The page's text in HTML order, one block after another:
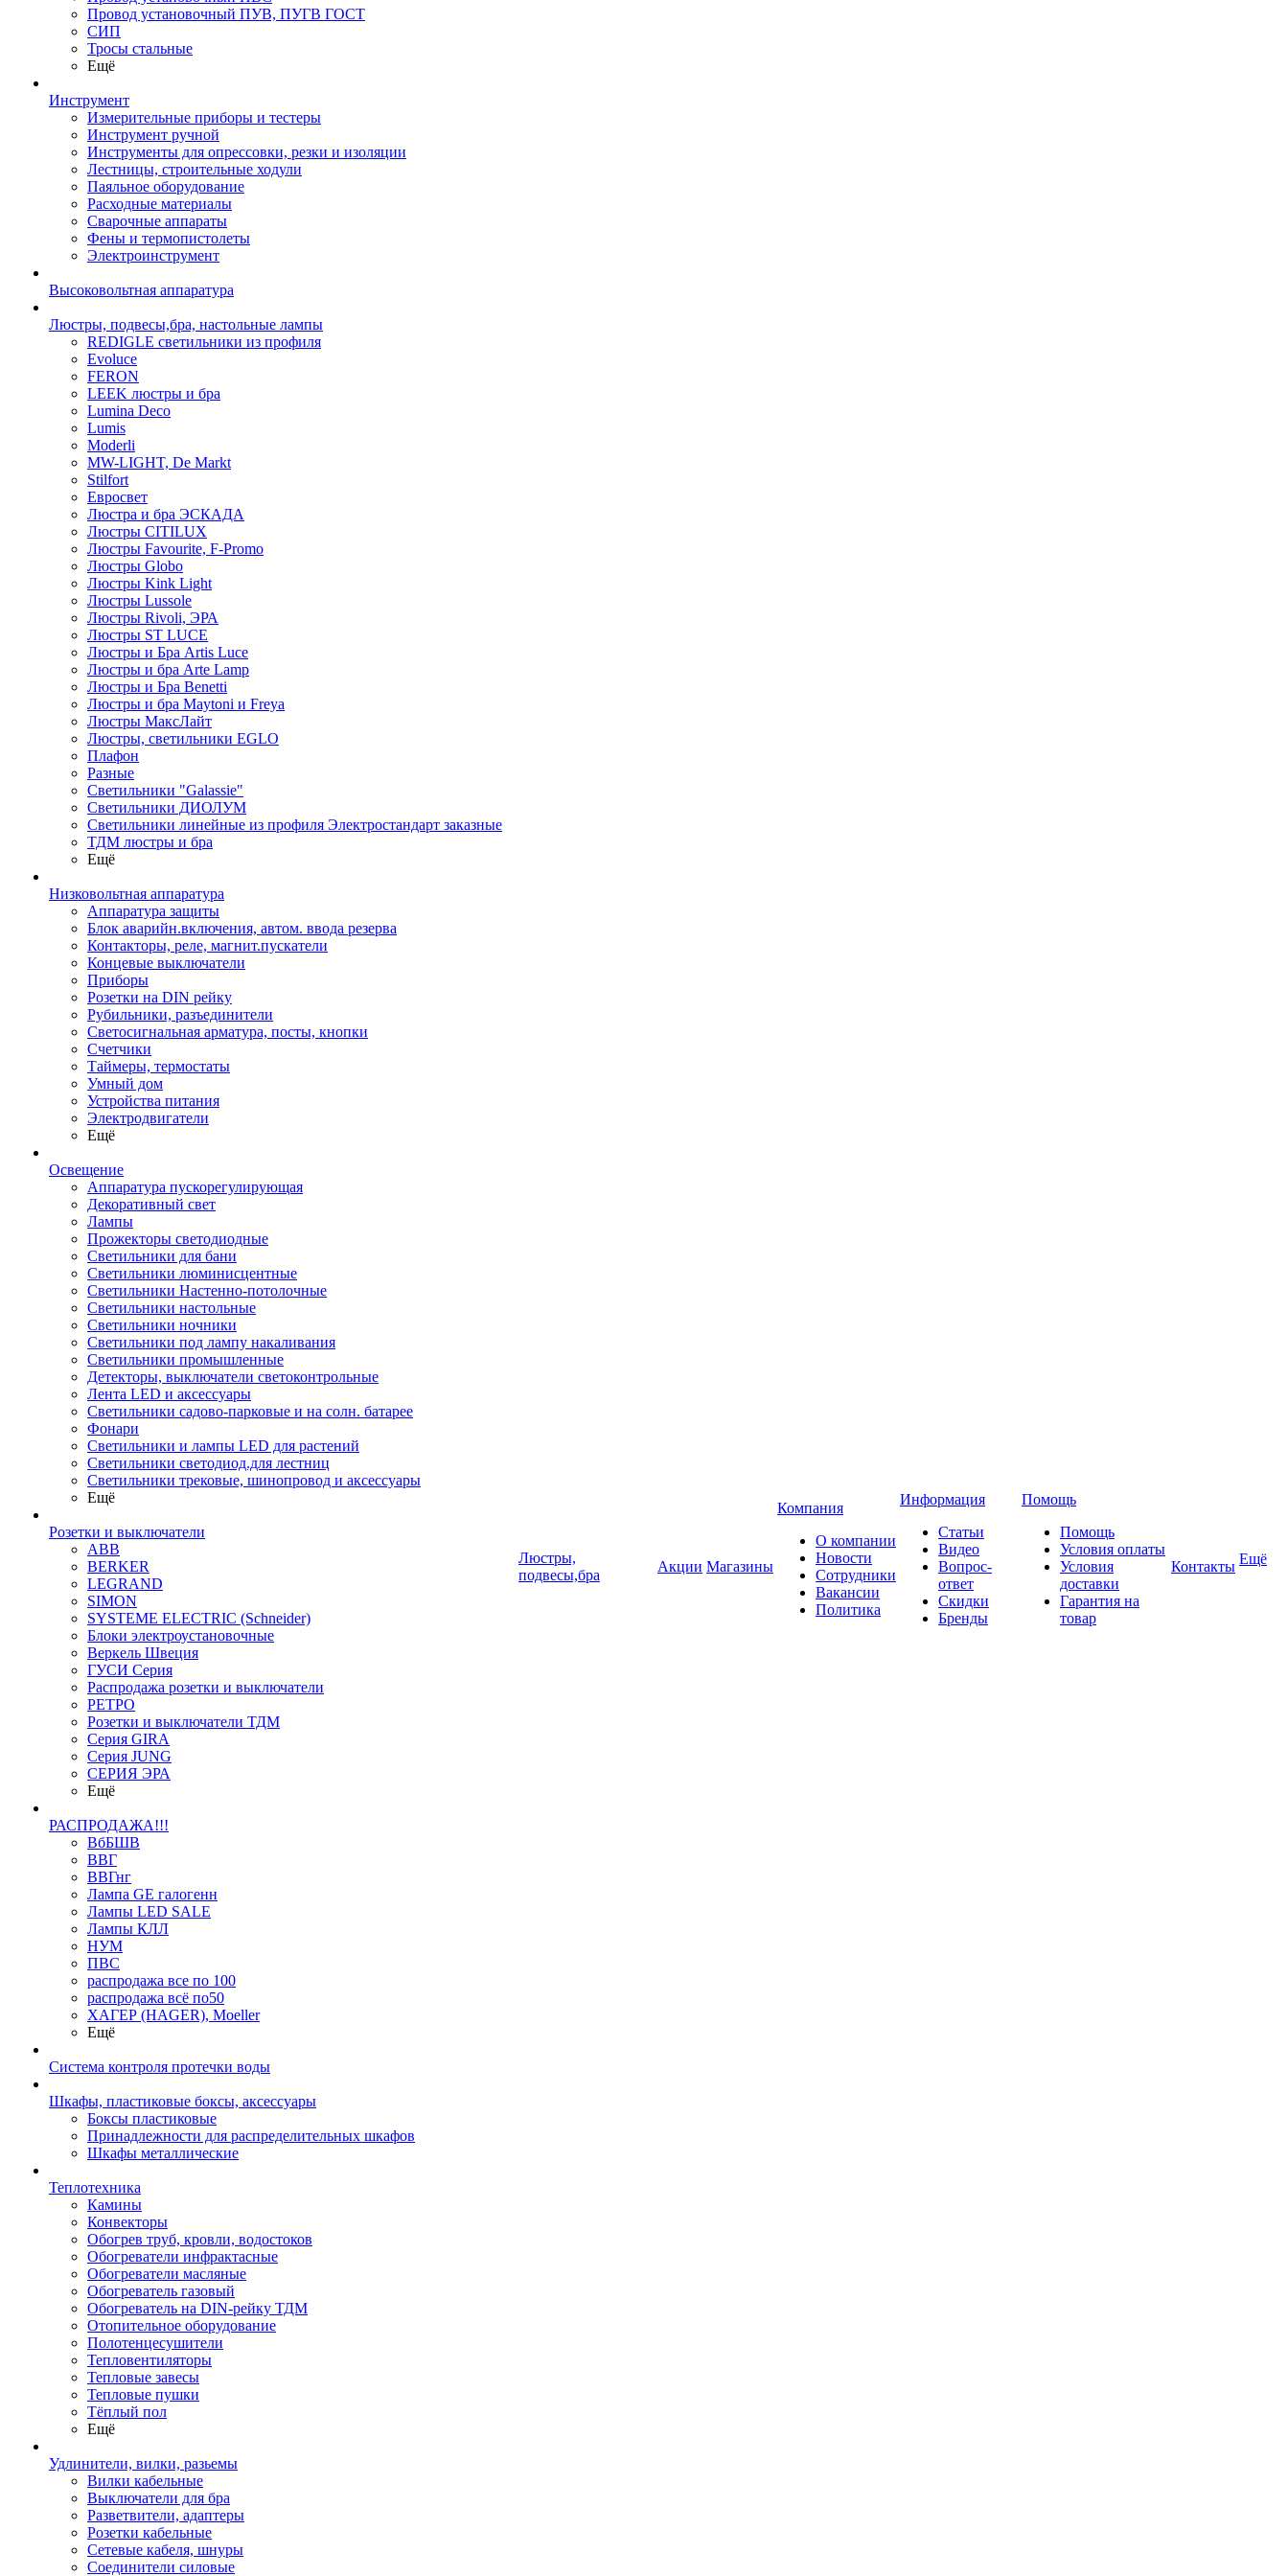
Провод установочный ПУВ, ПУГВ ГОСТ
СИП
Тросы стальные
Ещё
Инструмент
Измерительные приборы и тестеры
Инструмент ручной
Инструменты для опрессовки, резки и изоляции
Лестницы, строительные ходули
Паяльное оборудование
Расходные материалы
Сварочные аппараты
Фены и термопистолеты
Электроинструмент
Высоковольтная аппаратура
Люстры, подвесы,бра, настольные лампы
REDIGLE светильники из профиля
Evoluce
FERON
LEEK люстры и бра
Lumina Deco
Lumis
Moderli
MW-LIGHT, De Markt
Stilfort
Евросвет
Люстра и бра ЭСКАДА
Люстры CITILUX
Люстры Favourite, F-Promo
Люстры Globo
Люстры Kink Light
Люстры Lussole
Люстры Rivoli, ЭРА
Люстры ST LUCE
Люстры и Бра Artis Luce
Люстры и бра Arte Lamp
Люстры и Бра Benetti
Люстры и бра Maytoni и Freya
Люстры МаксЛайт
Люстры, светильники EGLO
Плафон
Разные
Светильники "Galassie"
Светильники ДИОЛУМ
Светильники линейные из профиля Электростандарт заказные
ТДМ люстры и бра
Ещё
Низковольтная аппаратура
Аппаратура защиты
Блок аварийн.включения, автом. ввода резерва
Контакторы, реле, магнит.пускатели
Концевые выключатели
Приборы
Розетки на DIN рейку
Рубильники, разъединители
Светосигнальная арматура, посты, кнопки
Счетчики
Таймеры, термостаты
Умный дом
Устройства питания
Электродвигатели
Ещё
Освещение
Аппаратура пускорегулирующая
Декоративный свет
Лампы
Прожекторы светодиодные
Светильники для бани
Светильники люминисцентные
Светильники Настенно-потолочные
Светильники настольные
Светильники ночники
Светильники под лампу накаливания
Светильники промышленные
Детекторы, выключатели светоконтрольные
Лента LED и аксессуары
Светильники садово-парковые и на солн. батарее
Фонари
Светильники и лампы LED для растений
Светильники светодиод.для лестниц
Светильники трековые, шинопровод и аксессуары
Ещё
Розетки и выключатели
ABB
BERKER
LEGRAND
SIMON
SYSTEME ELECTRIC (Schneider)
Блоки электроустановочные
Веркель Швеция
ГУСИ Серия
Распродажа розетки и выключатели
РЕТРО
Розетки и выключатели ТДМ
Серия GIRA
Серия JUNG
СЕРИЯ ЭРА
Ещё
РАСПРОДАЖА!!!
ВбБШВ
ВВГ
ВВГнг
Лампа GE галогенн
Лампы LED SALE
Лампы КЛЛ
НУМ
ПВС
распродажа все по 100
распродажа всё по50
ХАГЕР (HAGER), Moeller
Ещё
Система контроля протечки воды
Шкафы, пластиковые боксы, аксессуары
Боксы пластиковые
Принадлежности для распределительных шкафов
Шкафы металлические
Теплотехника
Камины
Конвекторы
Обогрев труб, кровли, водостоков
Обогреватели инфрактасные
Обогреватели масляные
Обогреватель газовый
Обогреватель на DIN-рейку ТДМ
Отопительное оборудование
Полотенцесушители
Тепловентиляторы
Тепловые завесы
Тепловые пушки
Тёплый пол
Ещё
Удлинители, вилки, разьемы
Вилки кабельные
Выключатели для бра
Разветвители, адаптеры
Розетки кабельные
Сетевые кабеля, шнуры
Соединители силовые
Люстры,
подвесы,бра
Акции Магазины
Компания
О компании
Новости
Сотрудники
Вакансии
Политика
Информация
Статьи
Видео
Вопрос-
ответ
Скидки
Бренды
Помощь
Помощь
Условия оплаты
Условия
доставки
Гарантия на
товар
Контакты Ещё